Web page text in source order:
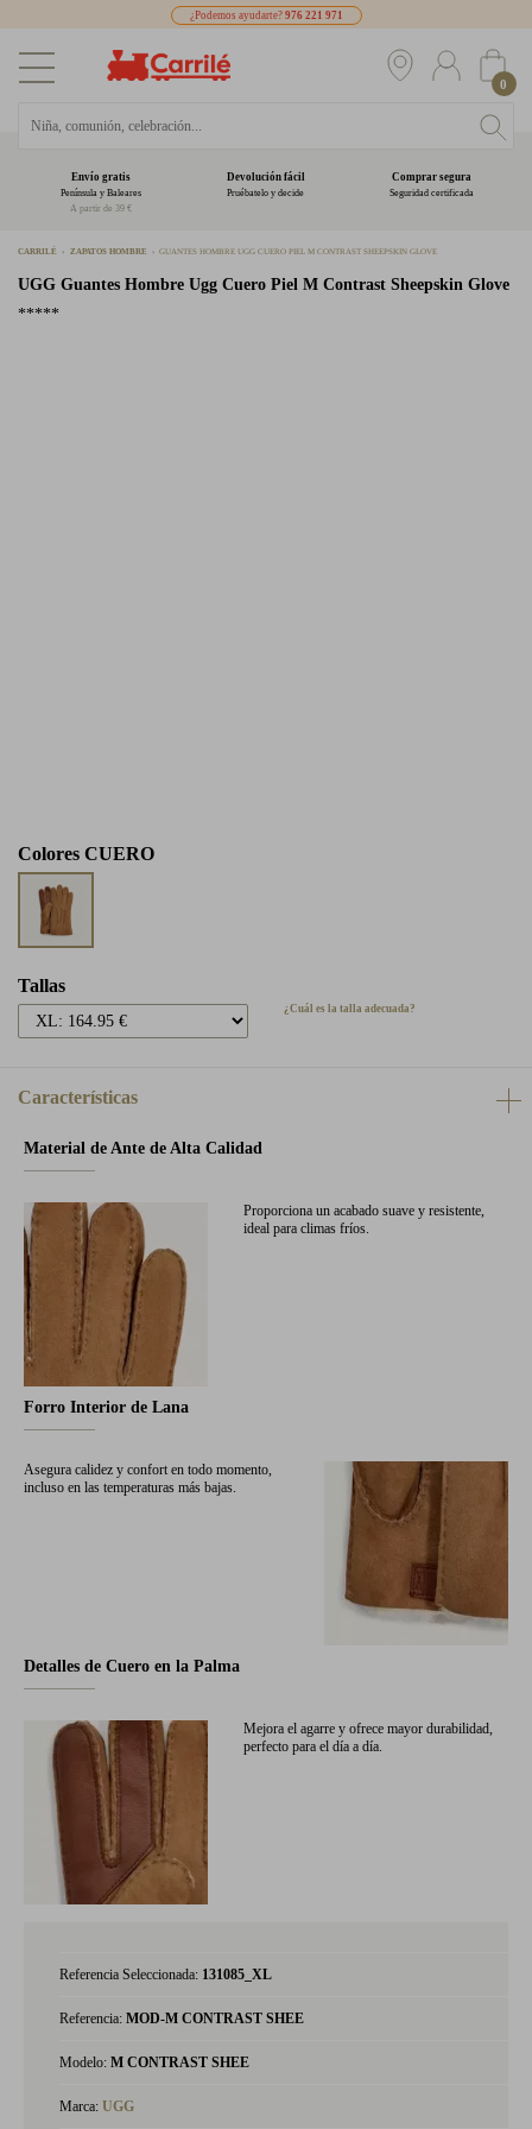
¿Podemos ayudarte? 976 221 971
0
Envío gratis
Península y Baleares
A partir de 39 €
Devolución fácil
Pruébatelo y decide
Comprar segura
Seguridad certificada
CARRILÉ ZAPATOS HOMBRE GUANTES HOMBRE UGG CUERO PIEL M CONTRAST SHEEPSKIN GLOVE
UGG Guantes Hombre Ugg Cuero Piel M Contrast Sheepskin Glove
*****
Colores CUERO
Tallas
¿Cuál es la talla adecuada?
Características
Material de Ante de Alta Calidad
Proporciona un acabado suave y resistente,
ideal para climas fríos.
Forro Interior de Lana
Asegura calidez y confort en todo momento,
incluso en las temperaturas más bajas.
Detalles de Cuero en la Palma
Mejora el agarre y ofrece mayor durabilidad,
perfecto para el día a día.
Referencia Seleccionada: 131085_XL
Referencia: MOD-M CONTRAST SHEE
Modelo: M CONTRAST SHEE
Marca: UGG